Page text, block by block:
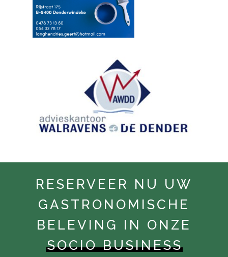
RESERVEER NU UW
GASTRONOMISCHE
BELEVING IN ONZE
SOCIO BUSINESS